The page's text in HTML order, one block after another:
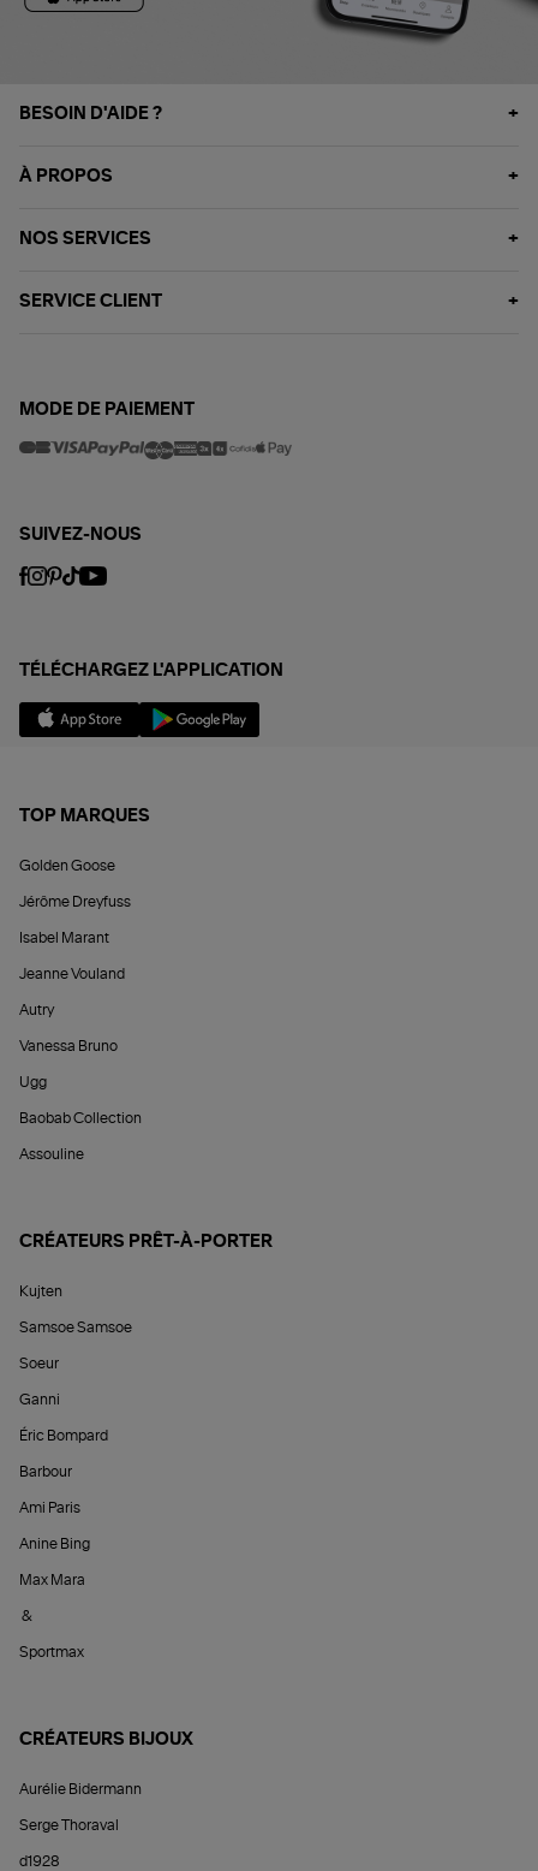
BESOIN D'AIDE ?
À PROPOS
NOS SERVICES
SERVICE CLIENT
MODE DE PAIEMENT
SUIVEZ-NOUS
TÉLÉCHARGEZ L'APPLICATION
TOP MARQUES
Golden Goose
Jérôme Dreyfuss
Isabel Marant
Jeanne Vouland
Autry
Vanessa Bruno
Ugg
Baobab Collection
Assouline
CRÉATEURS PRÊT-À-PORTER
Kujten
Samsoe Samsoe
Soeur
Ganni
Éric Bompard
Barbour
Ami Paris
Anine Bing
Max Mara
&
Sportmax
CRÉATEURS BIJOUX
Aurélie Bidermann
Serge Thoraval
d1928